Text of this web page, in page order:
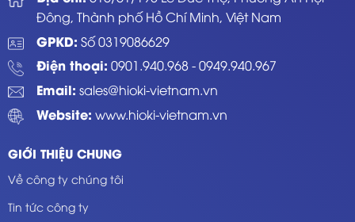
Đông, Thành phố Hồ Chí Minh, Việt Nam
GPKD: Số 0319086629
Điện thoại: 0901.940.968-0949.940.967
Email: sales@hioki-vietnam.vn
Website: www.hioki-vietnam.vn
GIỚI THIỆU CHUNG
Về công ty chúng tôi
Tin tức công ty